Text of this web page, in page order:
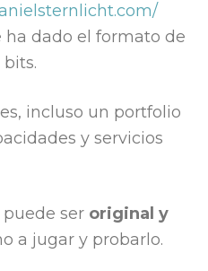
dado el formato de
incluso un portfolio
y servicios
ser original y
a jugar y probarlo.